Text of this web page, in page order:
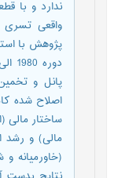
ندارد و با
واقعی تسری
پژوهش با
پانل و
اصلاح شده
ساختار مالی
(خاورمیانه